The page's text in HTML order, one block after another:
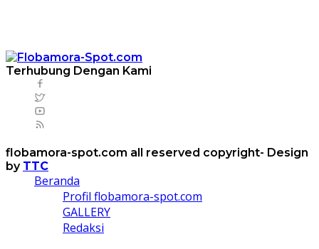
Terhubung Dengan Kami
flobamora-spot.com all reserved copyright- Design
by TTC
Beranda
Profil flobamora-spot.com
GALLERY
Redaksi